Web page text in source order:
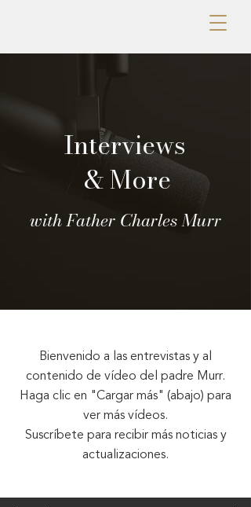
Interviews
& More
with Father Charles Murr
Bienvenido a las entrevistas y al
contenido de vídeo del padre Murr.
Haga clic en "Cargar más" (abajo) para
ver más vídeos.
Suscríbete para recibir más noticias y
actualizaciones.